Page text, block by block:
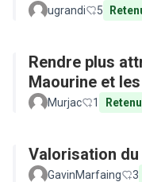
ugrandi 5
Rendre plus
Maourine et
Murjac 1
Valorisation
GavinMarfaing 3